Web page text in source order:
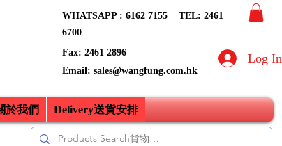
WHATSAPP : 6162 7155​ TEL: 2461
6700
Fax: 2461 2896
Email: sales@wangfung.com.hk
Log In
於我們 Delivery送貨安排